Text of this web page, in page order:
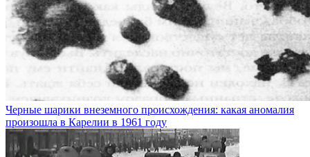
Черные шарики внеземного происхождения: какая аномалия
произошла в Карелии в 1961 году